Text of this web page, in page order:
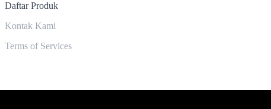
Daftar Produk
Kontak Kami
Terms of Services